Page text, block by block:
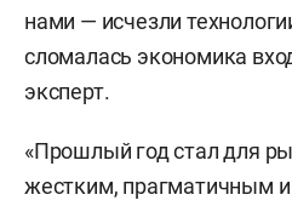
нами — исчезли
сломалась экономика
эксперт.
«Прошлый год стал для
жестким, прагматичным